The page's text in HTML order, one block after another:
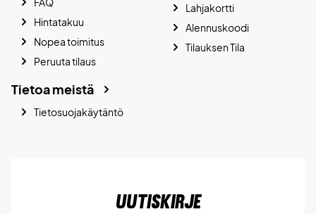
Hintatakuu
Nopea toimitus
Peruuta tilaus
Lahjakortti
Alennuskoodi
Tilauksen Tila
Tietoa meistä
Tietosuojakäytäntö
Uutiskirje